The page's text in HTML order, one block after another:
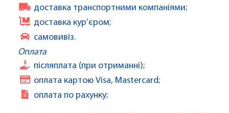
доставка транспортними компаніями;
доставка кур’єром;
самовивіз.
Оплата
післяплата (при отриманні);
оплата картою Visa, Mastercard;
оплата по рахунку;